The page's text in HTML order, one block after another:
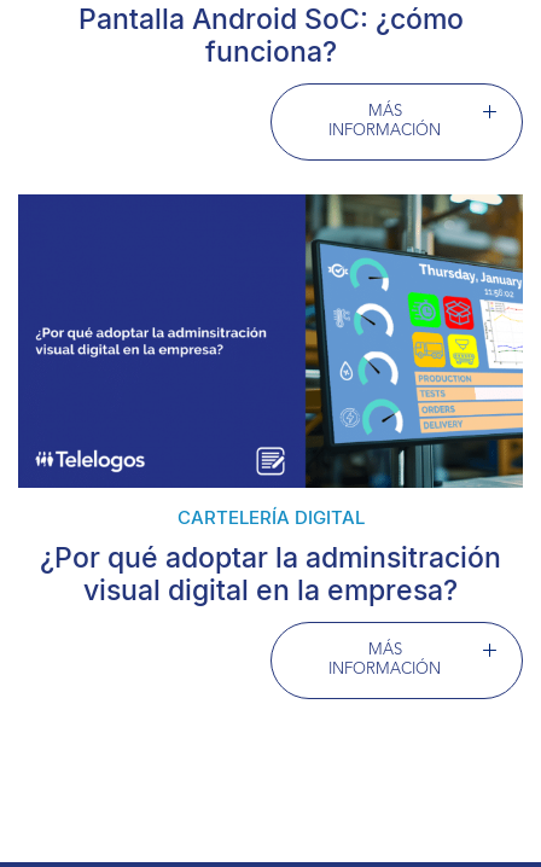
Pantalla Android SoC: ¿cómo
funciona?
MÁS
INFORMACIÓN
CARTELERÍA DIGITAL
¿Por qué adoptar la adminsitración
visual digital en la empresa?
MÁS
INFORMACIÓN